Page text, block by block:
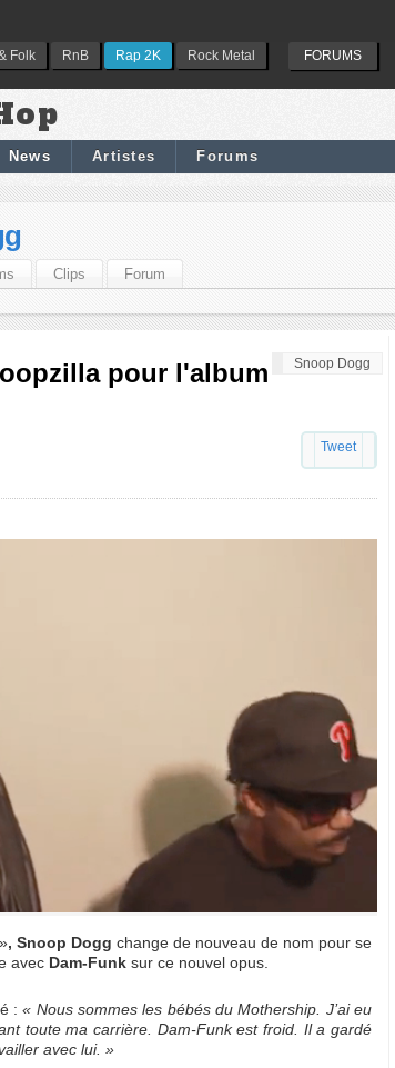
Folk RnB Rap 2K Rock Metal FORUMS
News Artistes Forums
Clips Forum
Snoop Dogg
pour l'album
Tweet
», Snoop Dogg change de nouveau de nom pour se
avec Dam-Funk sur ce nouvel opus.
:« Nous sommes les bébés du Mothership. J’ai eu
toute ma carrière. Dam-Funk est froid. Il a gardé
avec lui. »